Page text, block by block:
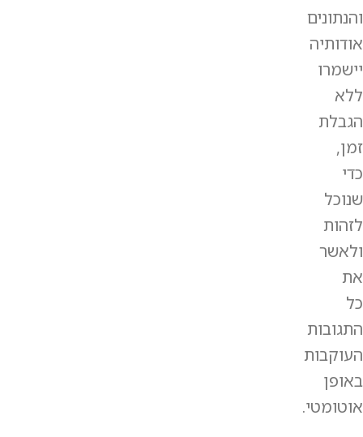
והנתונים
אודותיה
יישמרו
ללא
הגבלת
זמן,
כדי
שנוכל
לזהות
ולאשר
את
כל
התגובות
העוקבות
באופן
אוטומטי.